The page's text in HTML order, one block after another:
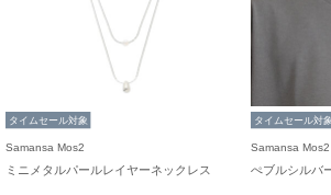
タイムセール対象
Samansa Mos2
ミニメタルパールレイヤーネックレス
タイムセール対象
Samansa Mos2
ぺブルシルバ